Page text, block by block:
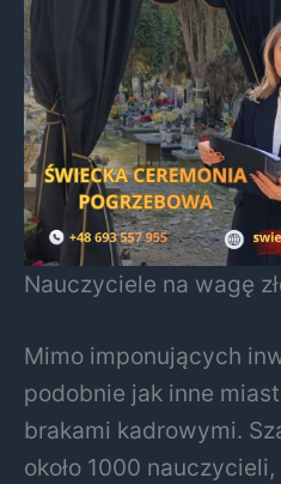
Nauczyciele na wagę
Mimo imponujących
podobnie jak inne
brakami kadrowymi.
około 1000